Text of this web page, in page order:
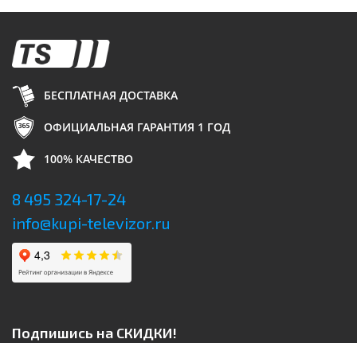
БЕСПЛАТНАЯ ДОСТАВКА
ОФИЦИАЛЬНАЯ ГАРАНТИЯ 1 ГОД
100% КАЧЕСТВО
8 495 324-17-24
info@kupi-televizor.ru
Подпишись на СКИДКИ!